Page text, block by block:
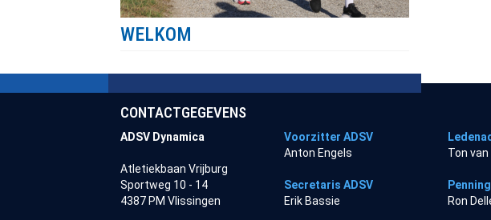
WELKOM
CONTACTGEGEVENS
ADSV Dynamica Voorzitter ADSV
Anton Engels
Ton
Atletiekbaan Vrijburg
Sportweg 10 - 14
Secretaris ADSV
4387 PM Vlissingen
Erik Bassie Ron